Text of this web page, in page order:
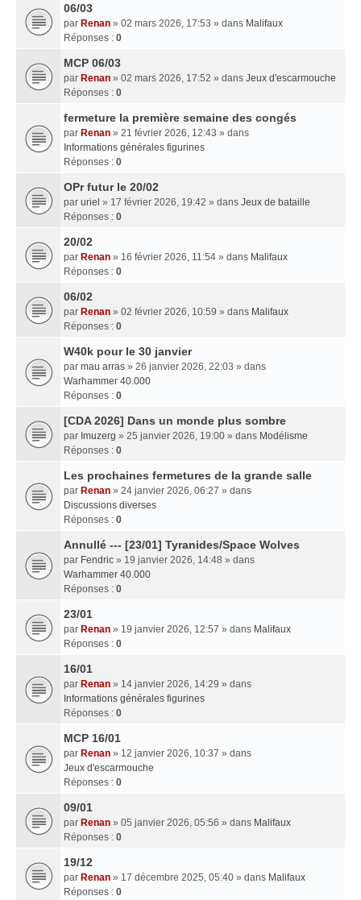
06/03
par Renan » 02 mars 2026, 17:53 » dans Malifaux
Réponses : 0
MCP 06/03
par Renan » 02 mars 2026, 17:52 » dans Jeux d'escarmouche
Réponses : 0
fermeture la première semaine des congés
par Renan » 21 février 2026, 12:43 » dans
Informations générales figurines
Réponses : 0
OPr futur le 20/02
par uriel » 17 février 2026, 19:42 » dans Jeux de bataille
Réponses : 0
20/02
par Renan » 16 février 2026, 11:54 » dans Malifaux
Réponses : 0
06/02
par Renan » 02 février 2026, 10:59 » dans Malifaux
Réponses : 0
W40k pour le 30 janvier
par mau arras » 26 janvier 2026, 22:03 » dans
Warhammer 40.000
Réponses : 0
[CDA 2026] Dans un monde plus sombre
par Imuzerg » 25 janvier 2026, 19:00 » dans Modélisme
Réponses : 0
Les prochaines fermetures de la grande salle
par Renan » 24 janvier 2026, 06:27 » dans
Discussions diverses
Réponses : 0
Annullé --- [23/01] Tyranides/Space Wolves
par Fendric » 19 janvier 2026, 14:48 » dans
Warhammer 40.000
Réponses : 0
23/01
par Renan » 19 janvier 2026, 12:57 » dans Malifaux
Réponses : 0
16/01
par Renan » 14 janvier 2026, 14:29 » dans
Informations générales figurines
Réponses : 0
MCP 16/01
par Renan » 12 janvier 2026, 10:37 » dans
Jeux d'escarmouche
Réponses : 0
09/01
par Renan » 05 janvier 2026, 05:56 » dans Malifaux
Réponses : 0
19/12
par Renan » 17 décembre 2025, 05:40 » dans Malifaux
Réponses : 0